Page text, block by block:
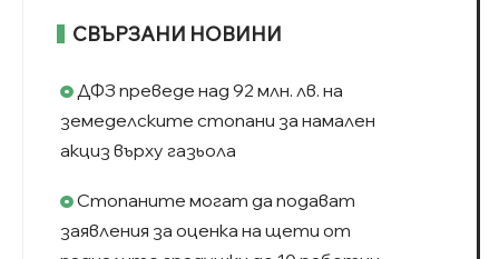
СВЪРЗАНИ НОВИНИ
ДФЗ преведе над 92 млн. лв. на
земеделските стопани за намален
акциз върху газьола
Стопаните могат да подават
заявления за оценка на щети от